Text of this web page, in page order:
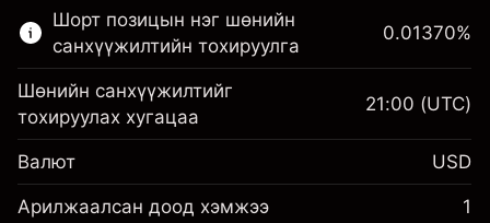
CFD-үүд
Маржин. Таны хөрөнгө
оруулалт
Шорт позицын нэг шөнийн
санхүүжилтийн тохируулга
0.01370%
Шөнийн санхүүжилтийг
тохируулах хугацаа
21:00 (UTC)
Валют USD
Арилжаалсан доод хэмжээ 1